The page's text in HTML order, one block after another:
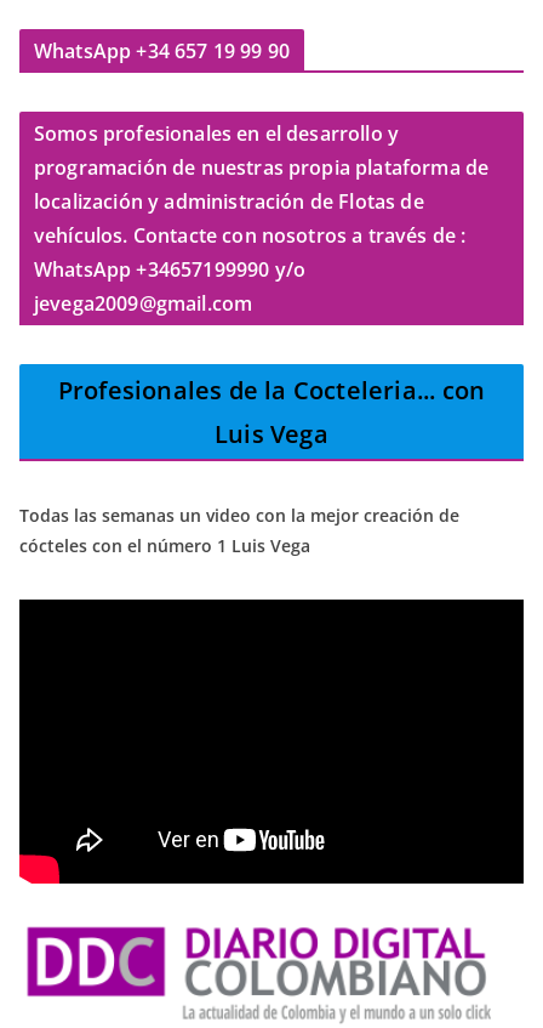
WhatsApp +34 657 19 99 90
Somos profesionales en el desarrollo y
programación de nuestras propia plataforma de
localización y administración de Flotas de
vehículos. Contacte con nosotros a través de :
WhatsApp +34657199990 y/o
jevega2009@gmail.com
Profesionales de la Cocteleria... con
Luis Vega
Todas las semanas un video con la mejor creación de
cócteles con el número 1 Luis Vega